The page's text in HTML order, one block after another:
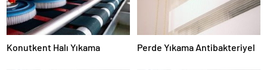
Konutkent Halı Yıkama Perde Yıkama Antibakteriyel